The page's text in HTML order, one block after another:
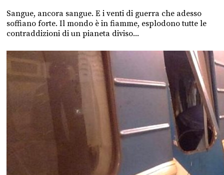
Sangue, ancora sangue. E i venti di guerra che adesso
soffiano forte. Il mondo è in fiamme, esplodono tutte le
contraddizioni di un pianeta diviso...